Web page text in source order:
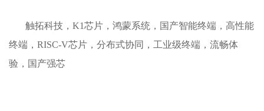
触拓科技，K1芯片，鸿蒙系统，国产智能终端，高性能
终端，RISC-V芯片，分布式协同，工业级终端，流畅体
验，国产强芯